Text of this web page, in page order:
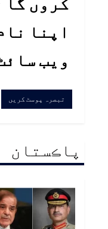
اپنا
ویب
پاڪستان